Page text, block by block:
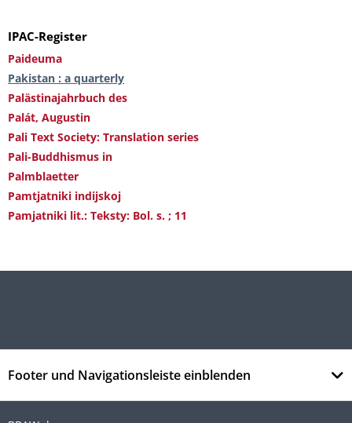
IPAC-Register
Paideuma
Pakistan : a quarterly
Palästinajahrbuch des
Palát, Augustin
Pali Text Society: Translation series
Pali-Buddhismus in
Palmblaetter
Pamtjatniki indijskoj
Pamjatniki lit.: Teksty: Bol. s. ; 11
Footer und Navigationsleiste einblenden